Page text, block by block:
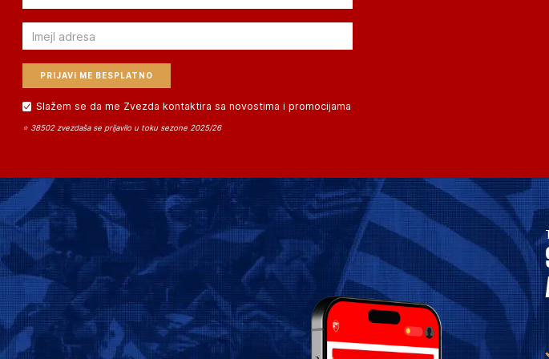
Email
Slažem se da me Zvezda kontaktira sa novostima i promocijama
⭐ 38502 zvezdaša se prijavilo u toku sezone 2025/26